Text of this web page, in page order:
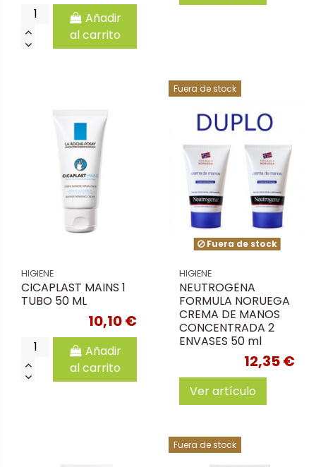
Añadir
al carrito
HIGIENE
CICAPLAST MAINS 1
TUBO 50 ML
10,10 €
Añadir
al carrito
Fuera de stock
Fuera de stock
HIGIENE
NEUTROGENA
FORMULA NORUEGA
CREMA DE MANOS
CONCENTRADA 2
ENVASES 50 ml
12,35 €
Ver artículo
Fuera de stock